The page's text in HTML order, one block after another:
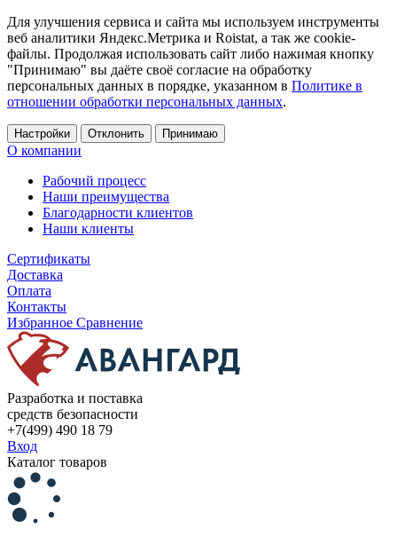
Для улучшения сервиса и сайта мы используем инструменты
веб аналитики Яндекс.Метрика и Roistat, а так же cookie-
файлы. Продолжая использовать сайт либо нажимая кнопку
"Принимаю" вы даёте своё согласие на обработку
персональных данных в порядке, указанном в Политике в
отношении обработки персональных данных.
Настройки Отклонить Принимаю
О компании
Рабочий процесс
Наши преимущества
Благодарности клиентов
Наши клиенты
Сертификаты
Доставка
Оплата
Контакты
Избранное Сравнение
Разработка и поставка
средств безопасности
+7(499) 490 18 79
Вход
Каталог товаров